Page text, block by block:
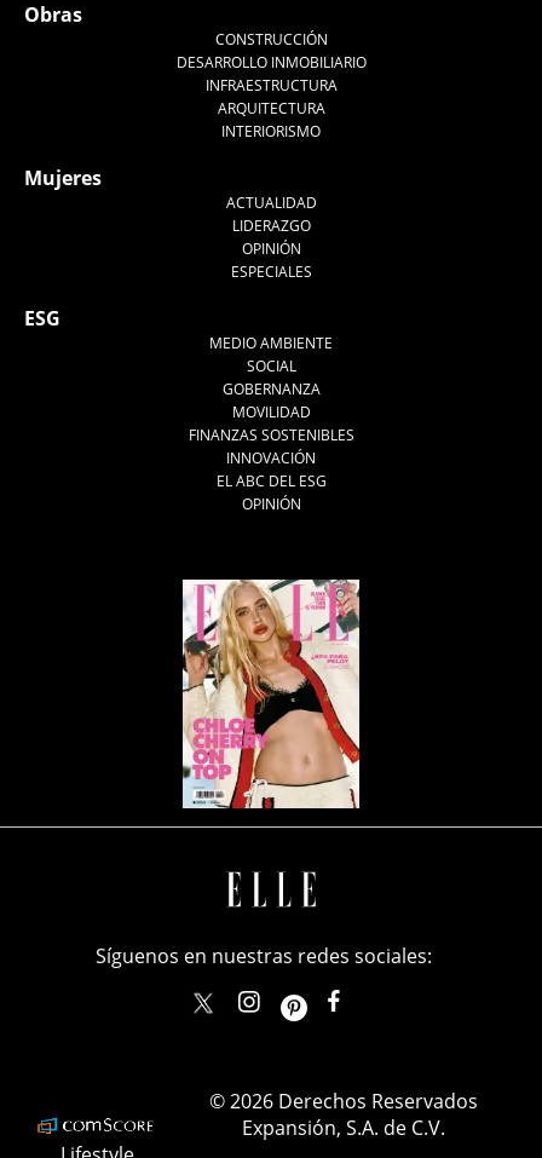
Obras
CONSTRUCCIÓN
DESARROLLO INMOBILIARIO
INFRAESTRUCTURA
ARQUITECTURA
INTERIORISMO
Mujeres
ACTUALIDAD
LIDERAZGO
OPINIÓN
ESPECIALES
ESG
MEDIO AMBIENTE
SOCIAL
GOBERNANZA
MOVILIDAD
FINANZAS SOSTENIBLES
INNOVACIÓN
EL ABC DEL ESG
OPINIÓN
Síguenos en nuestras redes sociales:
elle_mexicoellemexico
© 2026 Derechos Reservados
Expansión, S.A. de C.V.